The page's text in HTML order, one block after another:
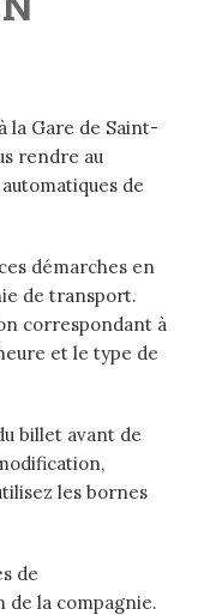
la Gare de Saint-
rendre au
de
démarches en
de transport.
correspondant à
et le type de
billet avant de
les bornes
de
la compagnie.